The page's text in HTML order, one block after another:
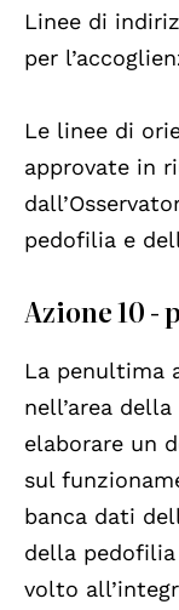
Linee di
per
Le linee di
approvate in
pedofilia e
Azione 10 -
La penultima
nell’area
elaborare un
sul
banca dati
della
volto